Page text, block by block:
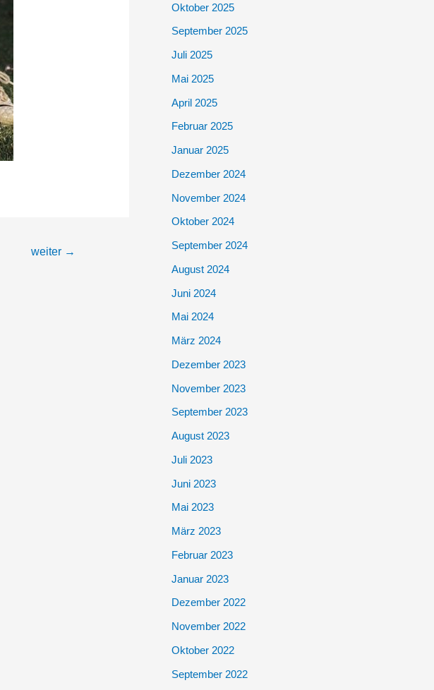
weiter →
Oktober 2025
September 2025
Juli 2025
Mai 2025
April 2025
Februar 2025
Januar 2025
Dezember 2024
November 2024
Oktober 2024
September 2024
August 2024
Juni 2024
Mai 2024
März 2024
Dezember 2023
November 2023
September 2023
August 2023
Juli 2023
Juni 2023
Mai 2023
März 2023
Februar 2023
Januar 2023
Dezember 2022
November 2022
Oktober 2022
September 2022